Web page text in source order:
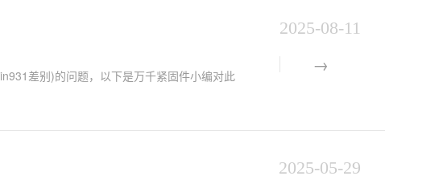
2025-08-11
差别)的问题，以下是万千紧固件小编对此
2025-05-29